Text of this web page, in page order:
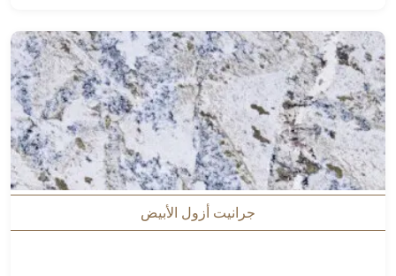
جرانيت أزول الأبيض